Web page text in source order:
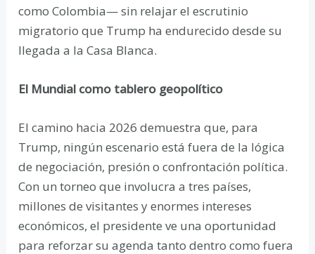
como Colombia— sin relajar el escrutinio
migratorio que Trump ha endurecido desde su
llegada a la Casa Blanca.
El Mundial como tablero geopolítico
El camino hacia 2026 demuestra que, para
Trump, ningún escenario está fuera de la lógica
de negociación, presión o confrontación política.
Con un torneo que involucra a tres países,
millones de visitantes y enormes intereses
económicos, el presidente ve una oportunidad
para reforzar su agenda tanto dentro como fuera